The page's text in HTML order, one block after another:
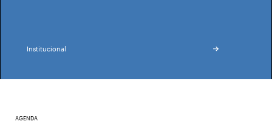
Institucional
AGENDA